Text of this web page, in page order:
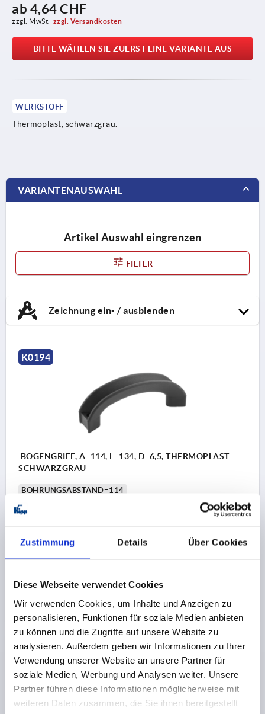
Zustimmung Details Über Cookies
Diese Webseite verwendet Cookies
Wir verwenden Cookies, um Inhalte und Anzeigen zu
personalisieren, Funktionen für soziale Medien anbieten
zu können und die Zugriffe auf unsere Website zu
analysieren. Außerdem geben wir Informationen zu Ihrer
Verwendung unserer Website an unsere Partner für
soziale Medien, Werbung und Analysen weiter. Unsere
Partner führen diese Informationen möglicherweise mit
weiteren Daten zusammen, die Sie ihnen bereitgestellt
ab 4,64 CHF
zzgl. MwSt. zzgl. Versandkosten
BITTE WÄHLEN SIE ZUERST EINE VARIANTE AUS
WERKSTOFF
Thermoplast, schwarzgrau.
VARIANTENAUSWAHL
Artikel Auswahl eingrenzen
FILTER
Zeichnung ein- / ausblenden
K0194
BOGENGRIFF, A=114, L=134, D=6,5, THERMOPLAST
SCHWARZGRAU
BOHRUNGSABSTAND=114
BEFESTIGUNGSBOHRUNG=6,5
H=48
Bestellnummer:K0194.11406
4,64 CHF
zzgl. MwSt.
PRODUKTDETAILS
CAD